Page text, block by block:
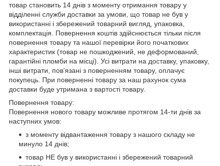
товар становить 14 днів з моменту отримання товару у
відділенні служби доставки за умови, що товар не був у
використанні і збережений товарний вигляд, упаковка,
комплектація. Повернення коштів здійснюється тільки після
повернення товару та нашої перевірки його початкових
характеристик (товар не пошкоджений, не деформований,
гарантійні пломби на місці). Усі витрати на доставку, упаковку,
інші витрати, пов’язані з поверненням товару, оплачує
покупець. При поверненні товару за наш рахунок сума
доставки буде утримана з вартості товару.
Повернення товару:
Повернення нового товару можливе протягом 14-ти днів за
наступних умов:
з моменту відвантаження товару з нашого складу не
минуло 14 днів;
товар НЕ був у використанні і збережений товарний